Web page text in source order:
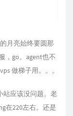
月亮始终要圆那
，go。agent也不
做梯子用。。。
站应该没问题。老
在220左右。还是